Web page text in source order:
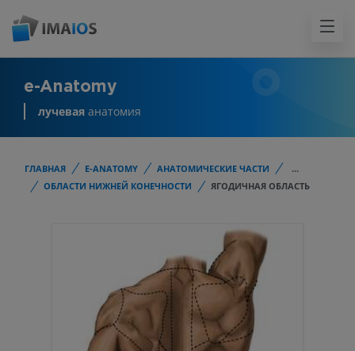
e-Anatomy
лучевая анатомия
ГЛАВНАЯ E-ANATOMY АНАТОМИЧЕСКИЕ ЧАСТИ
...
ОБЛАСТИ НИЖНЕЙ КОНЕЧНОСТИ
ЯГОДИЧНАЯ ОБЛАСТЬ